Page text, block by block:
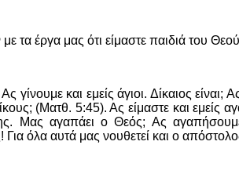
τα έργα μας ότι είμαστε παιδιά του
γίνουμε και εμείς άγιοι. Δίκαιος είναι;
(Ματθ. 5:45). Ας είμαστε και εμείς
Μας αγαπάει ο Θεός; Ας
όλα αυτά μας νουθετεί και ο